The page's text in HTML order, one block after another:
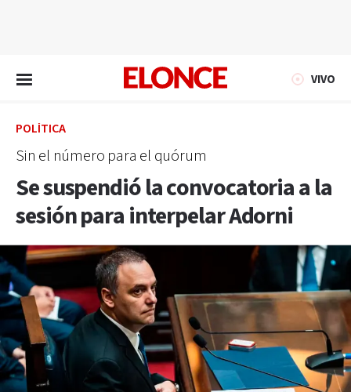
VIVO
POLÍTICA
Sin el número para el quórum
Se suspendió la convocatoria a la
sesión para interpelar Adorni